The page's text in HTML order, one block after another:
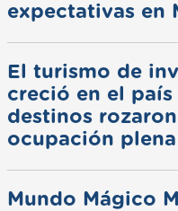
expectativas en
El turismo de
creció en el país
destinos
ocupación plena
Mundo Mágico